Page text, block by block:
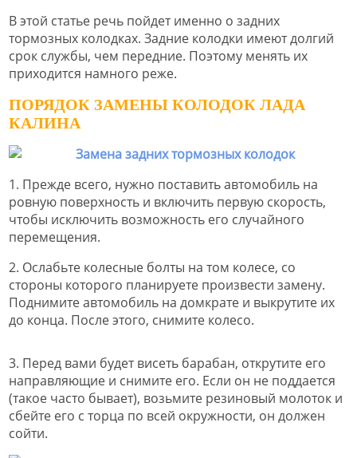
В этой статье речь пойдет именно о задних
тормозных колодках. Задние колодки имеют долгий
срок службы, чем передние. Поэтому менять их
приходится намного реже.
ПОРЯДОК ЗАМЕНЫ КОЛОДОК ЛАДА
КАЛИНА
1. Прежде всего, нужно поставить автомобиль на
ровную поверхность и включить первую скорость,
чтобы исключить возможность его случайного
перемещения.
2. Ослабьте колесные болты на том колесе, со
стороны которого планируете произвести замену.
Поднимите автомобиль на домкрате и выкрутите их
до конца. После этого, снимите колесо.
3. Перед вами будет висеть барабан, открутите его
направляющие и снимите его. Если он не поддается
(такое часто бывает), возьмите резиновый молоток и
сбейте его с торца по всей окружности, он должен
сойти.